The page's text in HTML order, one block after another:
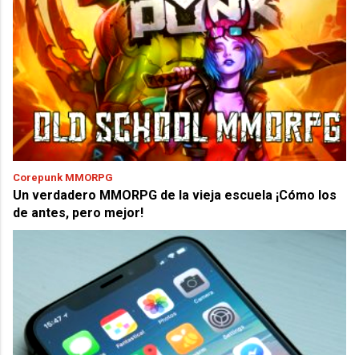
Corepunk MMORPG
Un verdadero MMORPG de la vieja escuela ¡Cómo los
de antes, pero mejor!